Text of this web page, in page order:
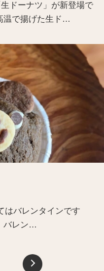
ドーナツ」が新登場で
温で揚げた生ド…
バレンタインです
バレン…